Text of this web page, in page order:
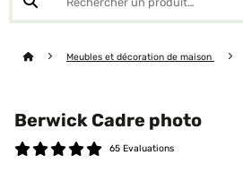
Meubles et décoration de maison
Berwick Cadre photo
65 Evaluations